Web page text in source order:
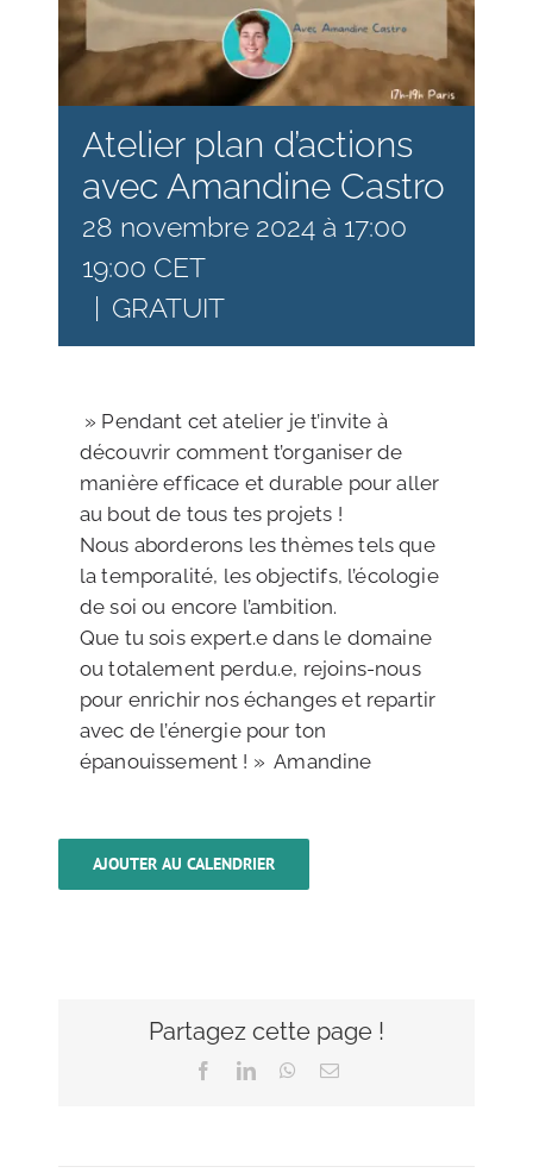
Atelier plan d’actions
avec Amandine Castro
28 novembre 2024 à 17:00
19:00 CET
GRATUIT
» Pendant cet atelier je t’invite à
découvrir comment t’organiser de
manière efficace et durable pour aller
au bout de tous tes projets !
Nous aborderons les thèmes tels que
la temporalité, les objectifs, l’écologie
de soi ou encore l’ambition.
Que tu sois expert.e dans le domaine
ou totalement perdu.e, rejoins-nous
pour enrichir nos échanges et repartir
avec de l’énergie pour ton
épanouissement ! » Amandine
AJOUTER AU CALENDRIER
Partagez cette page !
FacebookLinkedInWhatsApp
Email